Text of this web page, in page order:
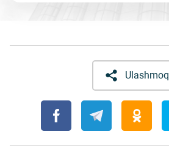
Ulashmoq